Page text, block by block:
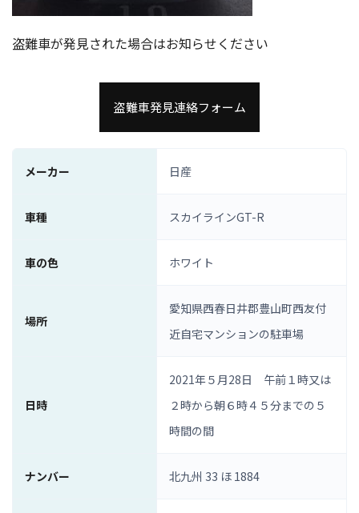
盗難車が発見された場合はお知らせください
盗難車発見連絡フォーム
メーカー 日産
車種 スカイラインGT-R
車の色 ホワイト
場所
愛知県西春日井郡豊山町西友付
近自宅マンションの駐車場
日時
2021年５月28日 午前１時又は
２時から朝６時４５分までの５
時間の間
ナンバー 北九州 33 ほ 1884